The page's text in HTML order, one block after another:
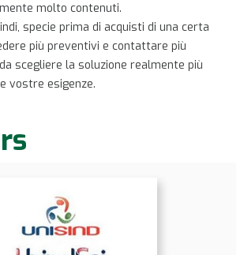
molto contenuti.
specie prima di acquisti di una certa
più preventivi e contattare più
scegliere la soluzione realmente più
vostre esigenze.